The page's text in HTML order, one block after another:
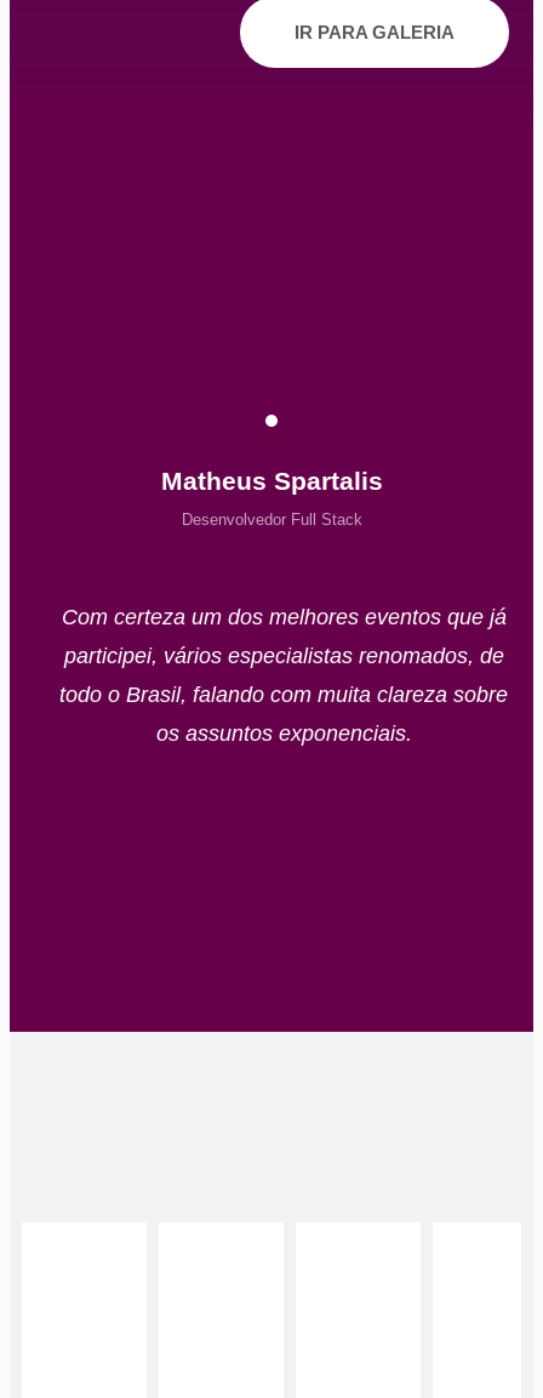
IR PARA GALERIA
Matheus Spartalis
Desenvolvedor Full Stack
Com certeza um dos melhores eventos que já
participei, vários especialistas renomados, de
todo o Brasil, falando com muita clareza sobre
os assuntos exponenciais.